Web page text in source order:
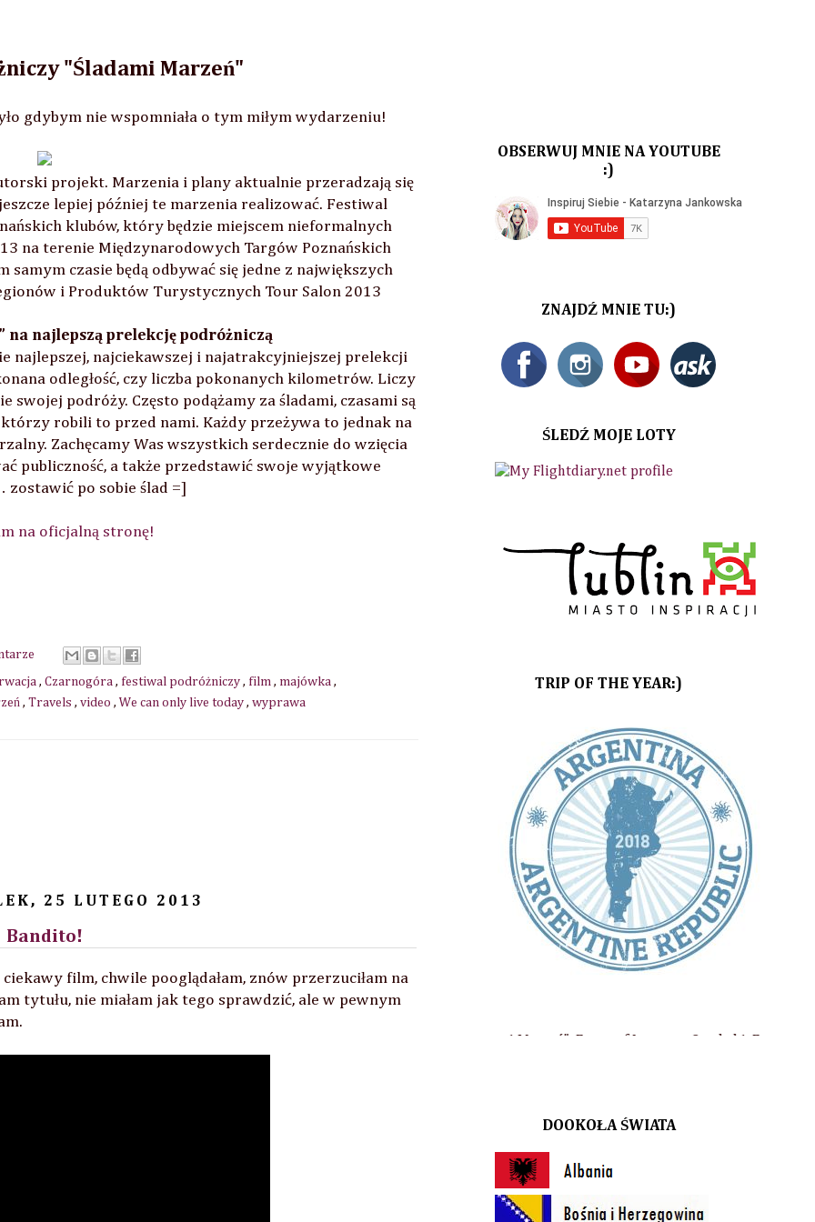
"Śladami Marzeń"
gdybym nie wspomniała o tym miłym wydarzeniu!
projekt. Marzenia i plany aktualnie przeradzają się
lepiej później te marzenia realizować. Festiwal
klubów, który będzie miejscem nieformalnych
na terenie Międzynarodowych Targów Poznańskich
czasie będą odbywać się jedne z największych
i Produktów Turystycznych Tour Salon 2013
na najlepszą prelekcję podróżniczą
najlepszej, najciekawszej i najatrakcyjniejszej prelekcji
odległość, czy liczba pokonanych kilometrów. Liczy
podróży. Często podążamy za śladami, czasami są
robili to przed nami. Każdy przeżywa to jednak na
Zachęcamy Was wszystkich serdecznie do wzięcia
publiczność, a także przedstawić swoje wyjątkowe
po sobie ślad =]
na oficjalną stronę!
, Czarnogóra , festiwal podróżniczy , film , majówka ,
, Travels , video , We can only live today , wyprawa
25 LUTEGO 2013
Bandito!
film, chwile pooglądałam, znów przerzuciłam na
tytułu, nie miałam jak tego sprawdzić, ale w pewnym
OBSERWUJ MNIE NA YOUTUBE
:)
ZNAJDŹ MNIE TU:)
ŚLEDŹ MOJE LOTY
TRIP OF THE YEAR:)
DOOKOŁA ŚWIATA